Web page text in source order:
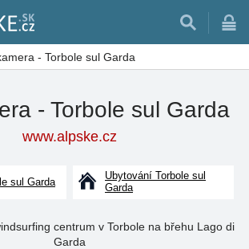
- Torbole sul Garda
- Torbole sul Garda
www.alpske.cz
sul Garda
Ubytování Torbole sul
Garda
centrum v Torbole na břehu Lago di
Garda